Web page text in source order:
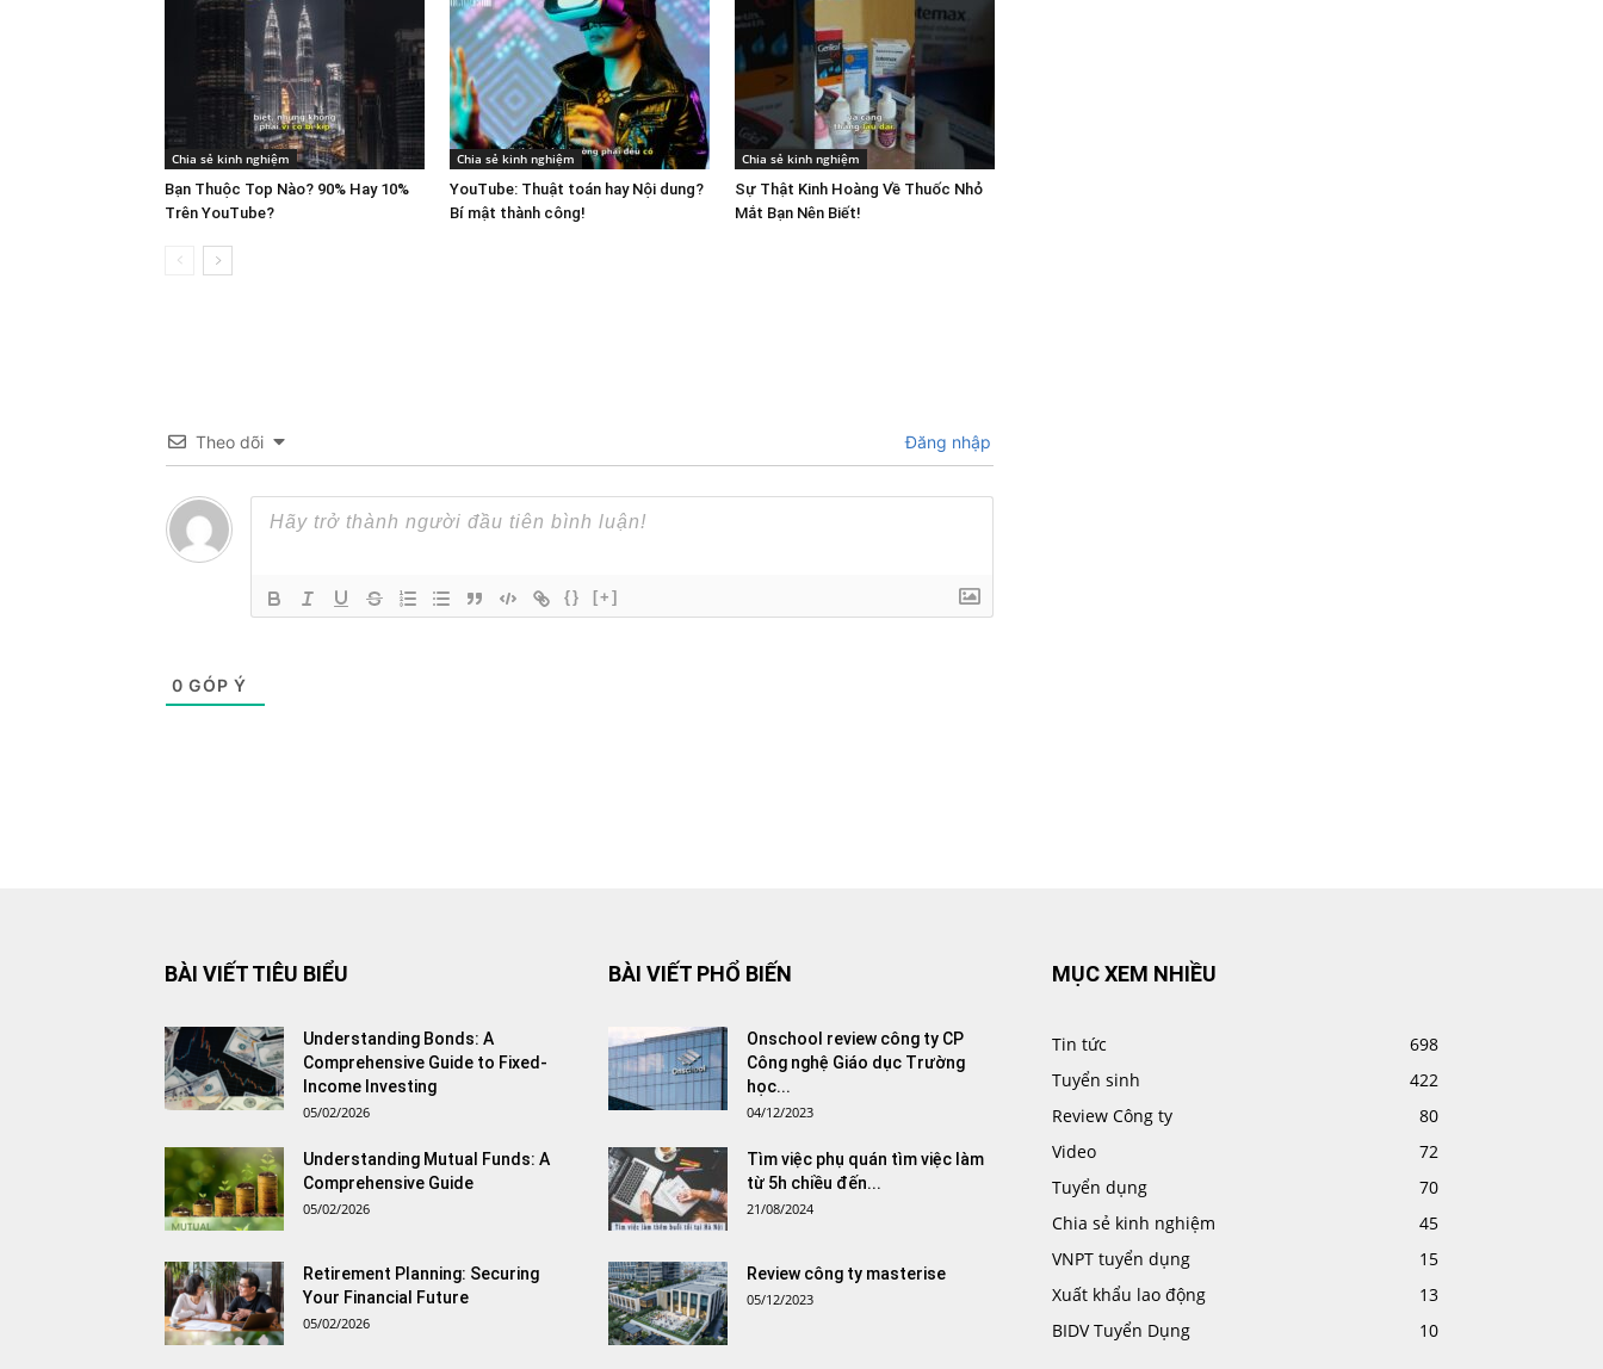
Chia sẻ kinh nghiệm
Bạn Thuộc Top Nào? 90% Hay 10%
Trên YouTube?
Chia sẻ kinh nghiệm
YouTube: Thuật toán hay Nội dung?
Bí mật thành công!
Chia sẻ kinh nghiệm
Sự Thật Kinh Hoàng Về Thuốc Nhỏ
Mắt Bạn Nên Biết!
Theo dõi Đăng nhập
{} [+]
0 GÓP Ý
BÀI VIẾT TIÊU BIỂU
Understanding Bonds: A
Comprehensive Guide to Fixed-
Income Investing
05/02/2026
Understanding Mutual Funds: A
Comprehensive Guide
05/02/2026
Retirement Planning: Securing
Your Financial Future
05/02/2026
BÀI VIẾT PHỔ BIẾN
Onschool review công ty CP
Công nghệ Giáo dục Trường
học...
04/12/2023
Tìm việc phụ quán tìm việc làm
từ 5h chiều đến...
21/08/2024
Review công ty masterise
05/12/2023
MỤC XEM NHIỀU
Tin tức
698
Tuyển sinh
422
Review Công ty
80
Video
72
Tuyển dụng
70
Chia sẻ kinh nghiệm
45
VNPT tuyển dụng
15
Xuất khẩu lao động
13
BIDV Tuyển Dụng
10